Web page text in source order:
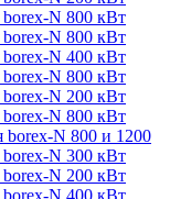
N 800 кВт
N 800 кВт
N 400 кВт
N 800 кВт
N 200 кВт
N 800 кВт
N 800 и 1200
N 300 кВт
N 200 кВт
N 400 кВт